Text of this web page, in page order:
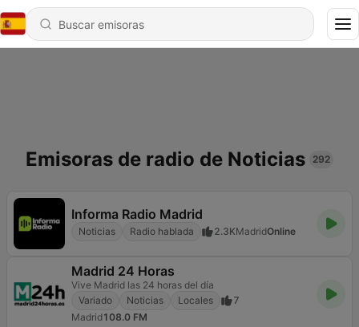
Emisoras de radio de Noticias 292
Informa Radio Madrid
Noticias Radio hablada 2.3KMadridOnline
Madrid 24 Horas
Vive Madrid las 24 horas del día
Variado
Noticias Locales
7
Madrid108.0 FM